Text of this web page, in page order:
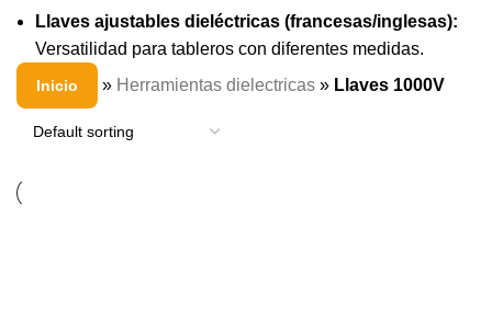
Llaves ajustables dieléctricas (francesas/inglesas):
Versatilidad para tableros con diferentes medidas.
Inicio » Herramientas dielectricas » Llaves 1000V